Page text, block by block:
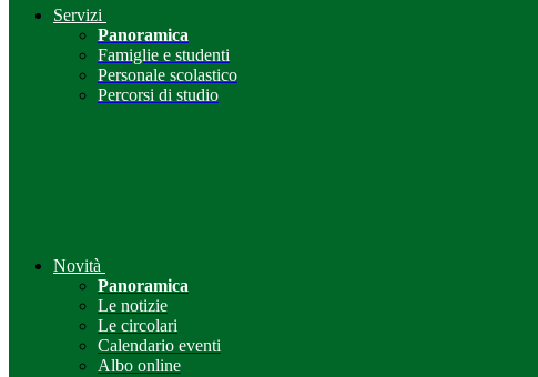
Servizi
Panoramica
Famiglie e studenti
Personale scolastico
Percorsi di studio
Novità
Panoramica
Le notizie
Le circolari
Calendario eventi
Albo online